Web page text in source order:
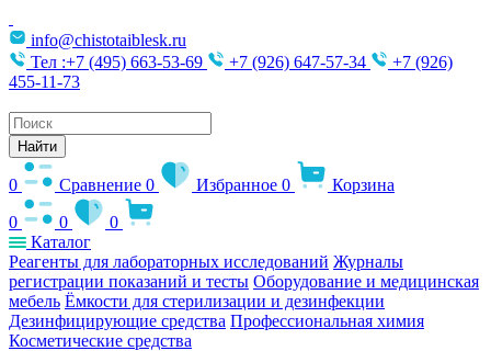
info@chistotaiblesk.ru
Тел :+7 (495) 663-53-69
+7 (926) 647-57-34
+7 (926)
455-11-73
Поиск
товаров
Найти
0 Сравнение 0 Избранное 0
Корзина
0
0
0
Каталог
Реагенты для лабораторных исследований Журналы
регистрации показаний и тесты Оборудование и медицинская
мебель Ёмкости для стерилизации и дезинфекции
Дезинфицирующие средства Профессиональная химия
Косметические средства